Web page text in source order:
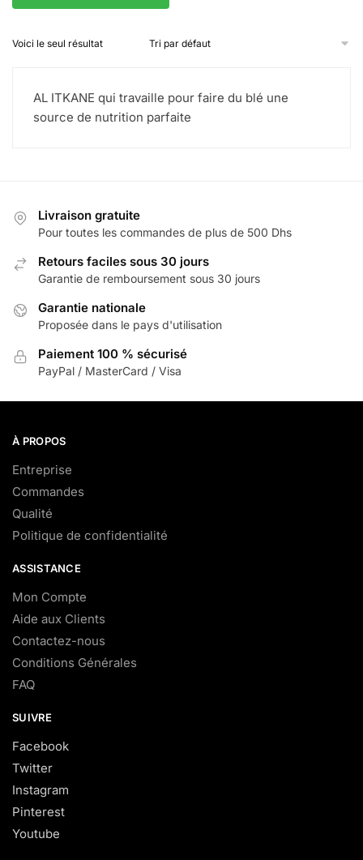
Voici le seul résultat
AL ITKANE qui travaille pour faire du blé une
source de nutrition parfaite
Livraison gratuite
Pour toutes les commandes de plus de 500 Dhs
Retours faciles sous 30 jours
Garantie de remboursement sous 30 jours
Garantie nationale
Proposée dans le pays d'utilisation
Paiement 100 % sécurisé
PayPal / MasterCard / Visa
À PROPOS
Entreprise
Commandes
Qualité
Politique de confidentialité
ASSISTANCE
Mon Compte
Aide aux Clients
Contactez-nous
Conditions Générales
FAQ
SUIVRE
Facebook
Twitter
Instagram
Pinterest
Youtube